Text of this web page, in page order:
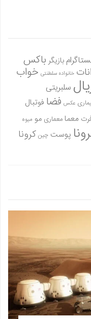
بازیگر باکس
خانواده سلطنتی خواب
سلبریتی
عکس فضا فوتبال
معمامعماری مو میوه
پوست چین کرونا